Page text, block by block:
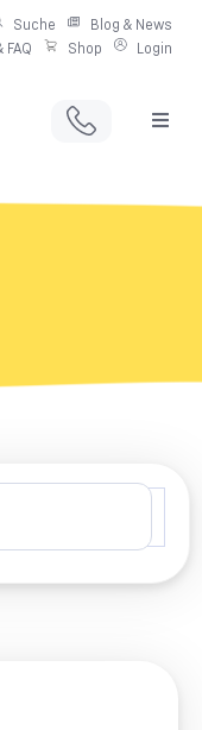
Suche
Blog & News
FAQ
Shop Login